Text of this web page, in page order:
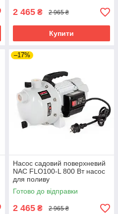
2 465 ₴ 2 965 ₴
Купити
–17%
Насос садовий поверхневий
NAC FLO100-L 800 Вт насос
для поливу
Готово до відправки
2 465 ₴ 2 965 ₴